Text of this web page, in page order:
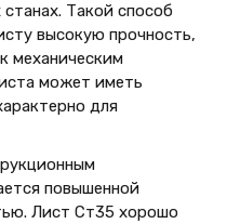
Такой способ
высокую прочность,
механическим
может иметь
для
повышенной
Лист Ст35 хорошо